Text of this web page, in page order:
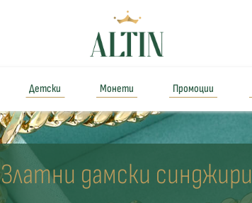
Детски Монети Промоции
Златни дамски синджири